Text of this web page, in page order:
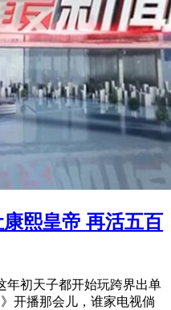
熙皇帝 再活五百
年初天子都开始玩跨界出单
开播那会儿，谁家电视倘